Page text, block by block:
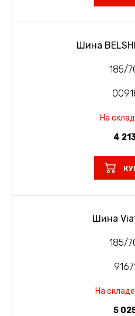
Шина
185/
На
4
Шина
185/
На
5